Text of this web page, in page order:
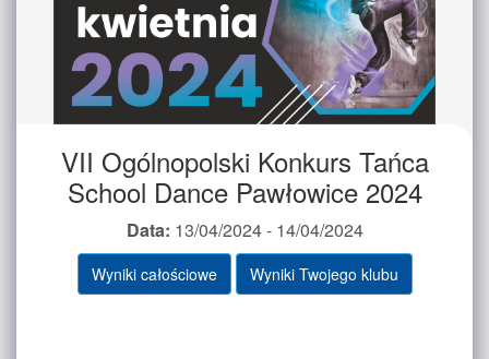
VII Ogólnopolski Konkurs Tańca
School Dance Pawłowice 2024
Data: 13/04/2024 - 14/04/2024
Wyniki całościowe Wyniki Twojego klubu